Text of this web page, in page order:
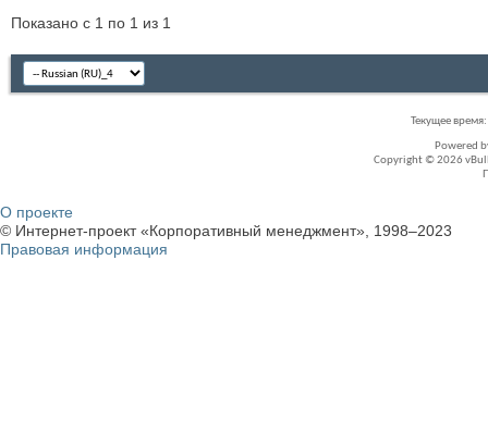
Показано с 1 по 1 из 1
Текущее время:
Powered
Copyright © 2026
О проекте
© Интернет-проект «Корпоративный менеджмент», 1998–2023
Правовая информация